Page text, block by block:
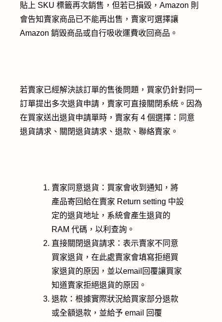
貼上 SKU 標籤再次銷售，但若已損毀，Amazon 則
會告知賣家商品已不能再出售，賣家可選擇讓
Amazon 銷毀商品或自行吸收運費收回商品。
若賣家已經解決該訂單的售後問題，買家仍針對同一
訂單提出多次退貨申請，賣家可直接關閉系統。因為
在買家送出退貨申請單時，賣家有 4 個選擇：同意
退貨請求、關閉退貨請求、退款、聯絡賣家。
賣家同意退貨：買家會收到通知，將
產品寄回給在賣家 Return setting 中設
定的退貨地址，系統會產生退貨的
RAM 代碼，以利查詢。
直接關閉退貨請求：表示賣家不同意
買家退貨，在此處賣家會填寫拒絕買
家退貨的原因，並以email回覆讓買家
知道賣家拒絕退貨的原因。
退款：根據實際狀況給買家部分退款
或全額退款，並給予 email 回覆